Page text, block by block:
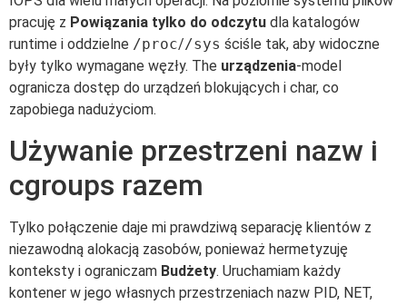
pracuję z Powiązania tylko do odczytu dla katalogów
runtime i oddzielne /proc//sys ściśle tak, aby widoczne
były tylko wymagane węzły. The urządzenia-model
ogranicza dostęp do urządzeń blokujących i char, co
zapobiega nadużyciom.
Używanie przestrzeni nazw i
cgroups razem
Tylko połączenie daje mi prawdziwą separację klientów z
niezawodną alokacją zasobów, ponieważ hermetyzuję
konteksty i ograniczam Budżety. Uruchamiam każdy
kontener w jego własnych przestrzeniach nazw PID, NET,